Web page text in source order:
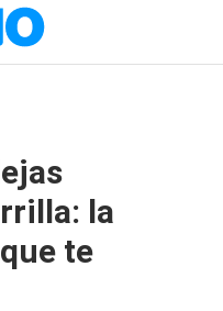
la
te